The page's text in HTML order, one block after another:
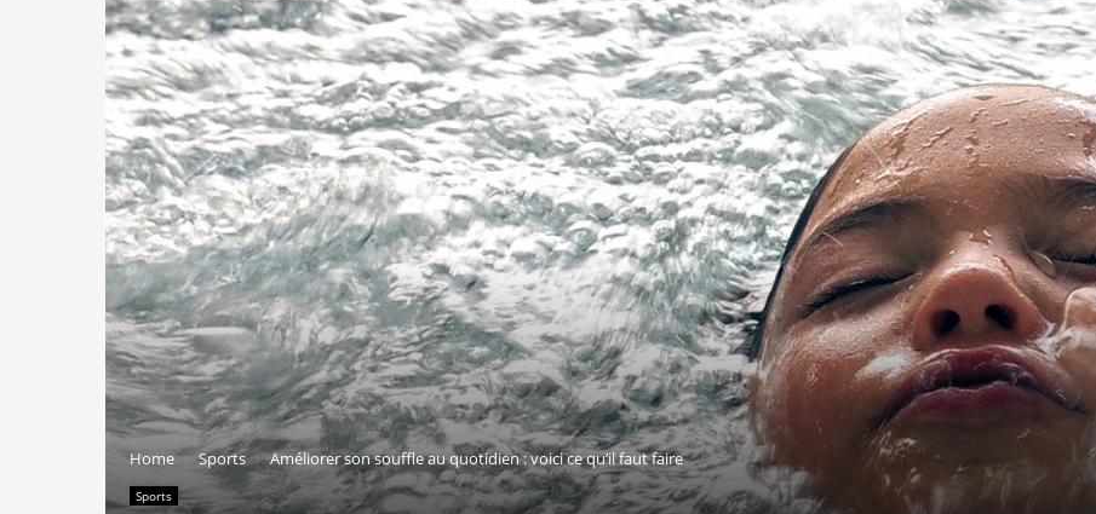
Home Sports Améliorer son souffle au quotidien : voici ce qu’il faut faire
Sports